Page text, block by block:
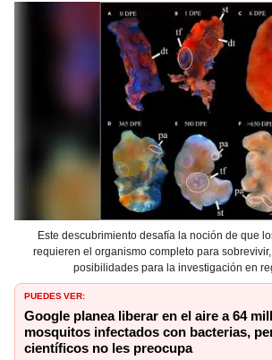
Este descubrimiento desafía la noción de que
requieren el organismo completo para
posibilidades para la investigación en
PUEDES VER:
Google planea liberar en el aire a 64
mosquitos infectados con bacterias,
científicos no les preocupa